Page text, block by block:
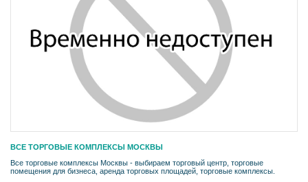
ВСЕ ТОРГОВЫЕ КОМПЛЕКСЫ МОСКВЫ
Все торговые комплексы Москвы - выбираем торговый центр, торговые
помещения для бизнеса, аренда торговых площадей, торговые комплексы.